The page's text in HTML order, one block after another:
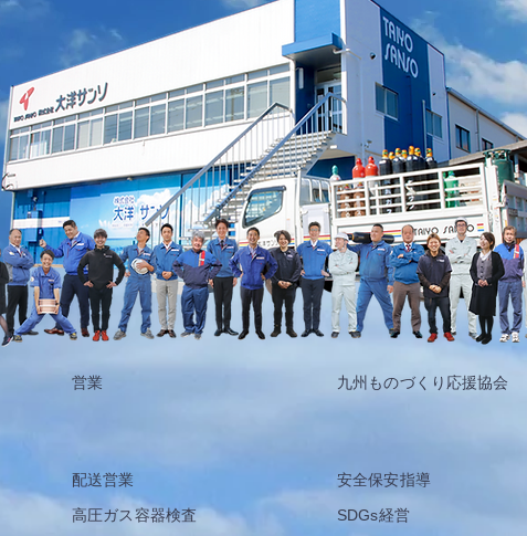
営業 九州ものづくり応援協会
配送営業
高圧ガス容器検査
安全保安指導
SDGs経営